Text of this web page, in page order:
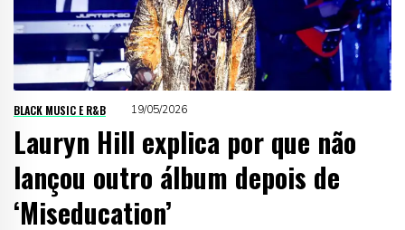
BLACK MUSIC E R&B 19/05/2026
Lauryn Hill explica por que não
lançou outro álbum depois de
‘Miseducation’